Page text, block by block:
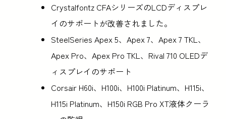
Crystalfontz CFAシリーズのLCDディスプレ
イのサポートが改善されました。
SteelSeries Apex 5、Apex 7、Apex 7 TKL、
Apex Pro、Apex Pro TKL、Rival 710 OLEDデ
ィスプレイのサポート
Corsair H60i、H100i、H100i Platinum、H115i、
H115i Platinum、H150i RGB Pro XT液体クーラ